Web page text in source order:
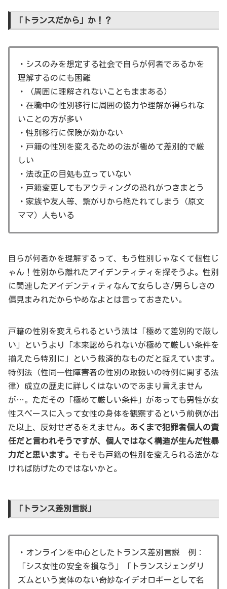
「トランスだから」か！？
・シスのみを想定する社会で自らが何者であるかを
理解するのにも困難
・（周囲に理解されないこともままある）
・在職中の性別移行に周囲の協力や理解が得られな
いことの方が多い
・性別移行に保険が効かない
・戸籍の性別を変えるための法が極めて差別的で厳
しい
・法改正の目処も立っていない
・戸籍変更してもアウティングの恐れがつきまとう
・家族や友人等、繋がりから絶たれてしまう（原文
ママ）人もいる
自らが何者かを理解するって、もう性別じゃなくて個性じ
ゃん！性別から離れたアイデンティティを探そうよ。性別
に関連したアイデンティティなんて女らしさ/男らしさの
偏見まみれだからやめなよとは言っておきたい。
戸籍の性別を変えられるという法は「極めて差別的で厳し
い」というより「本来認められないが極めて厳しい条件を
揃えたら特別に」という救済的なものだと捉えています。
特例法（性同一性障害者の性別の取扱いの特例に関する法
律）成立の歴史に詳しくはないのであまり言えません
が…。ただその「極めて厳しい条件」があっても男性が女
性スペースに入って女性の身体を観察するという前例が出
た以上、反対せざるをえません。 あくまで犯罪者個人の責
任だと言われそうですが、個人ではなく構造が生んだ性暴
力だと思います。 そもそも戸籍の性別を変えられる法がな
ければ防げたのではないかと。
「トランス差別言説」
・オンラインを中心としたトランス差別言説 例：
「シス女性の安全を損なう」「トランスジェンダリ
ズムという実体のない奇妙なイデオロギーとして名